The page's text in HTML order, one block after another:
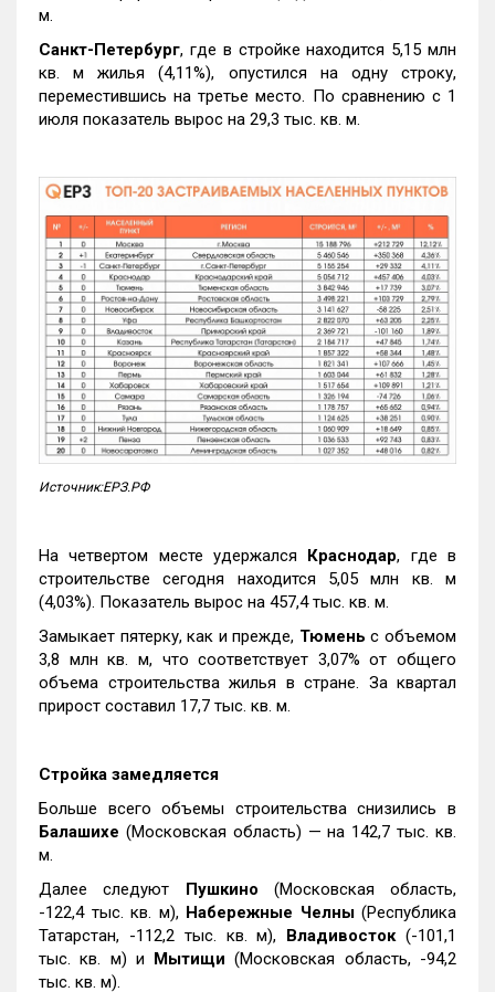
м.
Санкт-Петербург, где в стройке находится 5,15 млн
кв. м жилья (4,11%), опустился на одну строку,
переместившись на третье место. По сравнению с 1
июля показатель вырос на 29,3 тыс. кв. м.
Источник:ЕРЗ.РФ
На четвертом месте удержался Краснодар, где в
строительстве сегодня находится 5,05 млн кв. м
(4,03%). Показатель вырос на 457,4 тыс. кв. м.
Замыкает пятерку, как и прежде, Тюмень с объемом
3,8 млн кв. м, что соответствует 3,07% от общего
объема строительства жилья в стране. За квартал
прирост составил 17,7 тыс. кв. м.
Стройка замедляется
Больше всего объемы строительства снизились в
Балашихе (Московская область) — на 142,7 тыс. кв.
м.
Далее следуют Пушкино (Московская область,
-122,4 тыс. кв. м), Набережные Челны(Республика
Татарстан, -112,2 тыс. кв. м), Владивосток(-101,1
тыс. кв. м) и Мытищи (Московская область, -94,2
тыс. кв. м).